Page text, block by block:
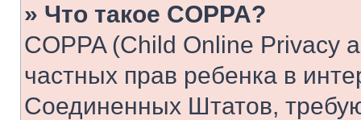
» Что такое COPPA?
COPPA (Child Online Privacy
частных прав ребенка в
Соединенных Штатов,